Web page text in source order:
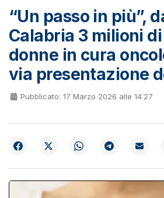
“Un passo in più”,
Calabria 3 milioni
donne in cura
via presentazione
Pubblicato: 17 Marzo 2026 alle 14:27